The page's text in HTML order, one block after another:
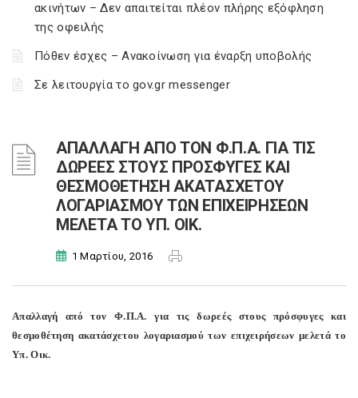
ακινήτων – Δεν απαιτείται πλέον πλήρης εξόφληση
της οφειλής
Πόθεν έσχες – Ανακοίνωση για έναρξη υποβολής
Σε λειτουργία το gov.gr messenger
AΠΑΛΛΑΓΗ ΑΠΟ ΤΟΝ Φ.Π.Α. ΓΙΑ ΤΙΣ
ΔΩΡΕΕΣ ΣΤΟΥΣ ΠΡΟΣΦΥΓΕΣ ΚΑΙ
ΘΕΣΜΟΘΕΤΗΣΗ ΑΚΑΤΑΣΧΕΤΟΥ
ΛΟΓΑΡΙΑΣΜΟΥ ΤΩΝ ΕΠΙΧΕΙΡΗΣΕΩΝ
ΜΕΛΕΤΑ ΤΟ ΥΠ. ΟΙΚ.
1 Μαρτίου, 2016
Aπαλλαγή από τον Φ.Π.Α. για τις δωρεές στους πρόσφυγες και
θεσμοθέτηση ακατάσχετου λογαριασμού των επιχειρήσεων μελετά το
Υπ. Οικ.